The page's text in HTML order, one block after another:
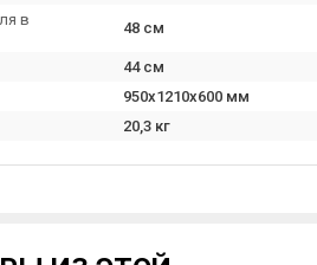
в
48 см
44 см
950х1210х600 мм
20,3 кг